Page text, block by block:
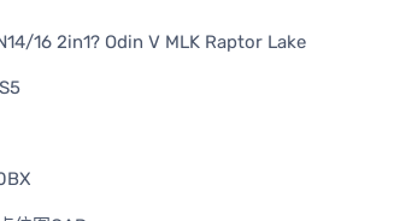
16 2in1? Odin V MLK Raptor Lake